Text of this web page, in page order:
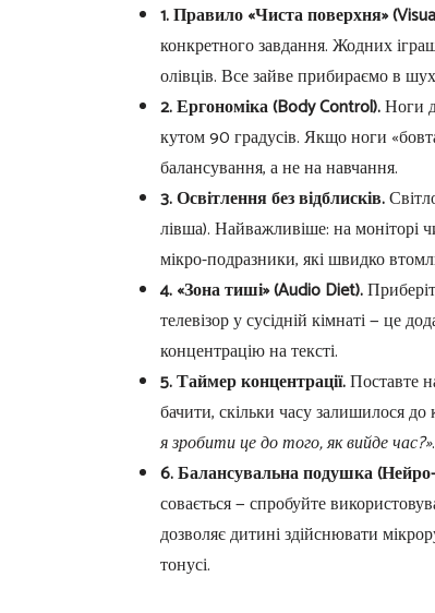
1. Правило «Чиста поверхня»
конкретного завдання. Жодних
олівців. Все зайве прибираємо в
2. Ергономіка (Body Control).Ноги
кутом 90 градусів. Якщо ноги
балансування, а не на навчання.
3. Освітлення без відблисків.
лівша). Найважливіше: на моніторі
мікро-подразники, які швидко
4. «Зона тиші» (Audio Diet).
телевізор у сусідній кімнаті — це
концентрацію на тексті.
5. Таймер концентрації.Поставте
бачити, скільки часу залишилося
я зробити це до того, як вийде час?».
6. Балансувальна подушка
совається — спробуйте
дозволяє дитині здійснювати
тонусі.